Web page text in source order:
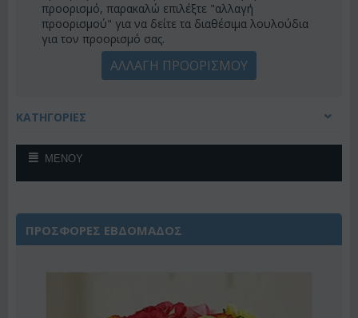
προορισμό, παρακαλώ επιλέξτε "αλλαγή
προορισμού" για να δείτε τα διαθέσιμα λουλούδια
για τον προορισμό σας.
ΑΛΛΑΓΗ ΠΡΟΟΡΙΣΜΟΥ
ΚΑΤΗΓΟΡΙΕΣ
ΜΕΝΟΎ
ΠΡΟΣΦΟΡΕΣ ΕΒΔΟΜΑΔΟΣ